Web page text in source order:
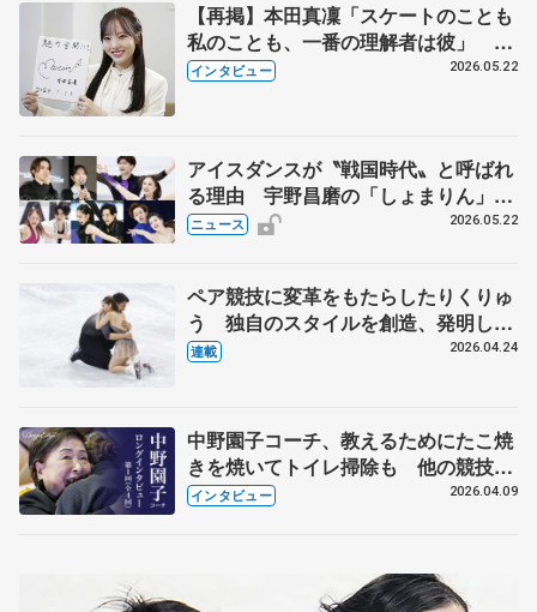
【再掲】本田真凜「スケートのことも
私のことも、一番の理解者は彼」 引
退時の単独インタビューで語った競技
インタビュー 2026.05.22
アイスダンスが〝戦国時代〟と呼ばれ
る理由 宇野昌磨の「しょまりん」ら
実力者が相次いで参戦 国内の競争激
ニュース 2026.05.22
ペア競技に変革をもたらしたりくりゅ
う 独自のスタイルを創造、発明した
【引退発表後②】
連載 2026.04.24
中野園子コーチ、教えるためにたこ焼
きを焼いてトイレ掃除も 他の競技に
も通用するという坂本花織の筋肉
インタビュー 2026.04.09